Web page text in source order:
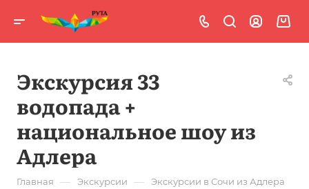
Экскурсия 33
водопада +
национальное шоу из
Адлера
Главная — Экскурсии — Экскурсии в Сочи из Адлера